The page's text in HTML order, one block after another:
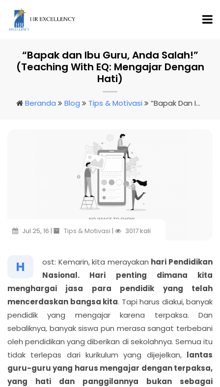
“Bapak dan Ibu Guru, Anda Salah!”
(Teaching With EQ: Mengajar Dengan
Hati)
Beranda Blog Tips & Motivasi “Bapak Dan Ibu Guru, Anda Salah!” (Teaching With EQ: Mengajar Dengan Hati)
Jul 25, 16 | Tips & Motivasi | 3017 kali
H ost: Kemarin, kita merayakan hari Pendidikan
Nasional. Hari penting dimana kita
menghargai jasa para pendidik yang telah
mencerdaskan bangsa kita. Tapi harus diakui, banyak
pendidik yang mengajar karena terpaksa. Dan
sebaliknya, banyak siswa pun merasa sangat terbebani
oleh pendidikan yang diberikan di sekolahnya. Semua itu
tidak terlepas dari kurikulum yang dijejelkan, lantas
guru-guru yang harus mengajar dengan terpaksa,
yang hati dan panggilannya bukan sebagai